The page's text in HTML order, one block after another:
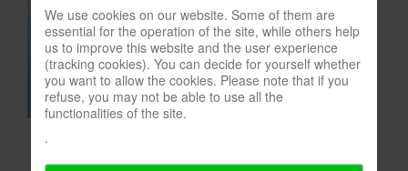
We use cookies on our website. Some of them are
essential for the operation of the site, while others help
us to improve this website and the user experience
(tracking cookies). You can decide for yourself whether
you want to allow the cookies. Please note that if you
refuse, you may not be able to use all the
functionalities of the site.
.